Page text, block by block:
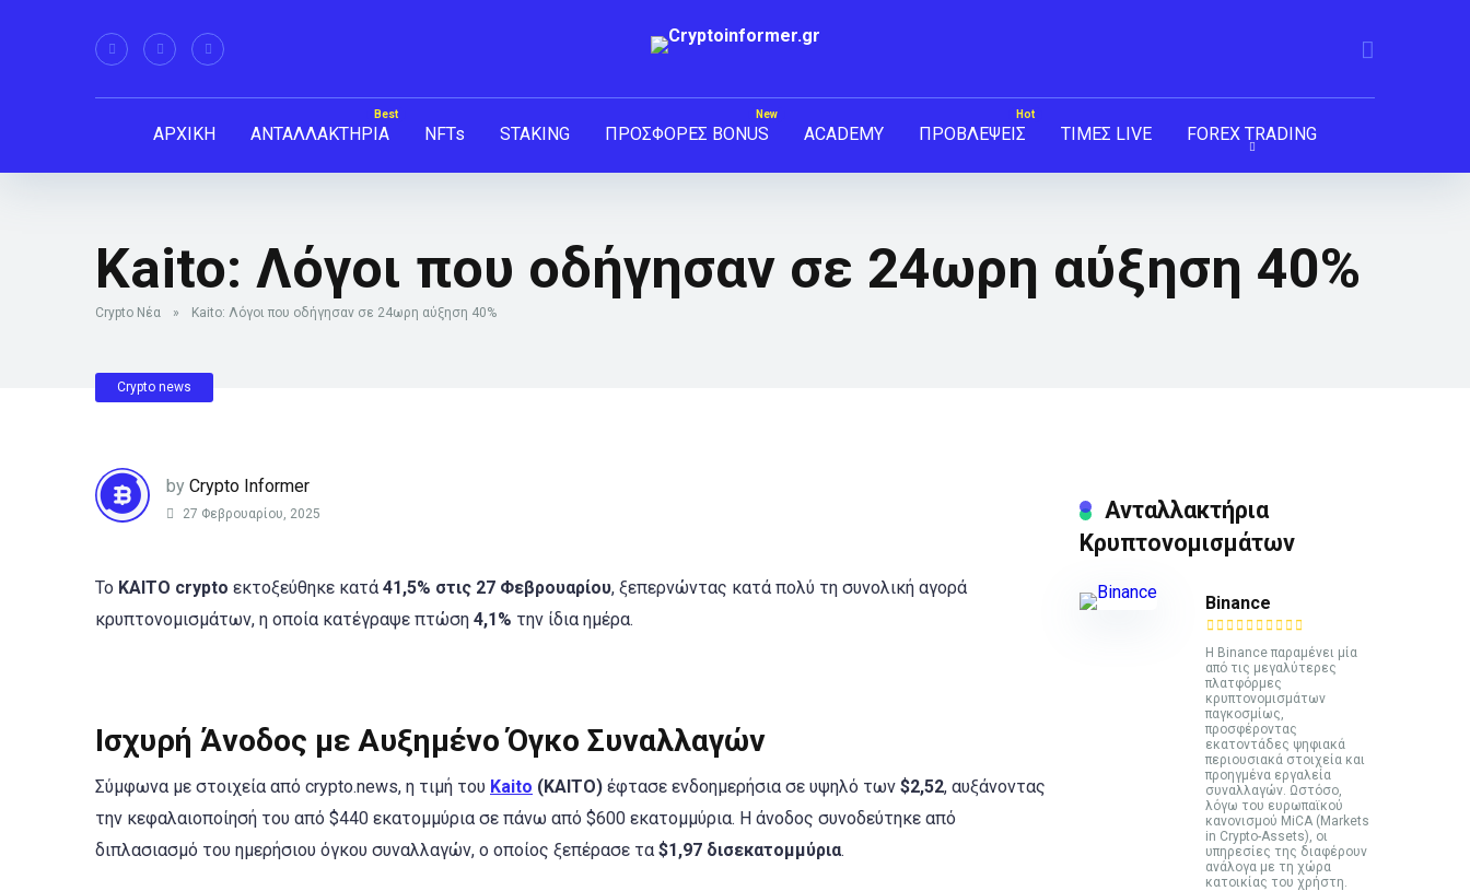
ΑΡΧΙΚΗ ΑΝΤΑΛΛΑΚΤΗΡΙΑ NFTs STAKING ΠΡΟΣΦΟΡΕΣ BONUS ACADEMY ΠΡΟΒΛΕΨΕΙΣ ΤΙΜΕΣ LIVE FOREX TRADING
Kaito: Λόγοι που οδήγησαν σε 24ωρη αύξηση 40%
Crypto Νέα » Kaito: Λόγοι που οδήγησαν σε 24ωρη αύξηση 40%
Crypto news
by Crypto Informer
27 Φεβρουαρίου, 2025
Το KAITO crypto εκτοξεύθηκε κατά 41,5% στις 27 Φεβρουαρίου, ξεπερνώντας κατά πολύ τη συνολική αγορά
κρυπτονομισμάτων, η οποία κατέγραψε πτώση 4,1% την ίδια ημέρα.
Ισχυρή Άνοδος με Αυξημένο Όγκο Συναλλαγών
Σύμφωνα με στοιχεία από crypto.news, η τιμή του Kaito (KAITO) έφτασε ενδοημερήσια σε υψηλό των $2,52, αυξάνοντας
την κεφαλαιοποίησή του από $440 εκατομμύρια σε πάνω από $600 εκατομμύρια. Η άνοδος συνοδεύτηκε από
διπλασιασμό του ημερήσιου όγκου συναλλαγών, ο οποίος ξεπέρασε τα $1,97 δισεκατομμύρια.
Ανταλλακτήρια
Κρυπτονομισμάτων
Binance
Η Binance παραμένει μία
από τις μεγαλύτερες
πλατφόρμες
κρυπτονομισμάτων
παγκοσμίως,
προσφέροντας
εκατοντάδες ψηφιακά
περιουσιακά στοιχεία και
προηγμένα εργαλεία
συναλλαγών. Ωστόσο,
λόγω του ευρωπαϊκού
κανονισμού MiCA (Markets
in Crypto-Assets), οι
υπηρεσίες της διαφέρουν
ανάλογα με τη χώρα
κατοικίας του χρήστη.